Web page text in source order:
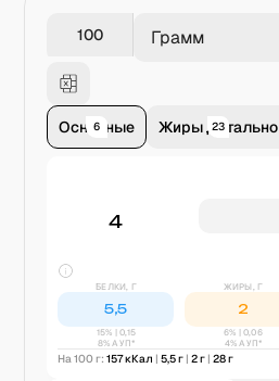
Грамм
Основные
6 Жиры детально
23
4
БЕЛКИ, Г
5,5
15% |0,15
8% АУП*
ЖИРЫ, Г
2
6% |0,06
4% АУП*
На 100 г: 157кКал | 5,5г | 2г | 28г